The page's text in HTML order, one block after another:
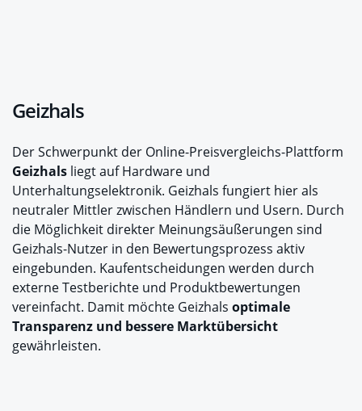
Geizhals
Der Schwerpunkt der Online-Preisvergleichs-Plattform
Geizhals liegt auf Hardware und
Unterhaltungselektronik. Geizhals fungiert hier als
neutraler Mittler zwischen Händlern und Usern. Durch
die Möglichkeit direkter Meinungsäußerungen sind
Geizhals-Nutzer in den Bewertungsprozess aktiv
eingebunden. Kaufentscheidungen werden durch
externe Testberichte und Produktbewertungen
vereinfacht. Damit möchte Geizhals optimale
Transparenz und bessere Marktübersicht
gewährleisten.